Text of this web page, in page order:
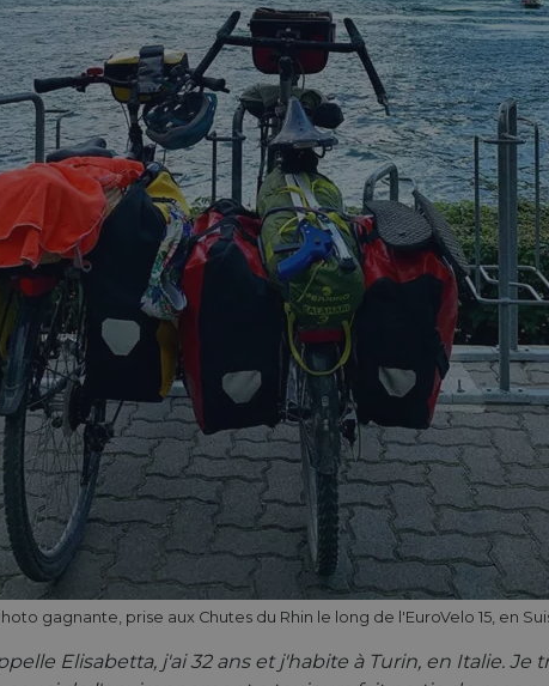
gagnante, prise aux Chutes du Rhin le long de l'EuroVelo 15, en
Elisabetta, j'ai 32 ans et j'habite à Turin, en Italie.